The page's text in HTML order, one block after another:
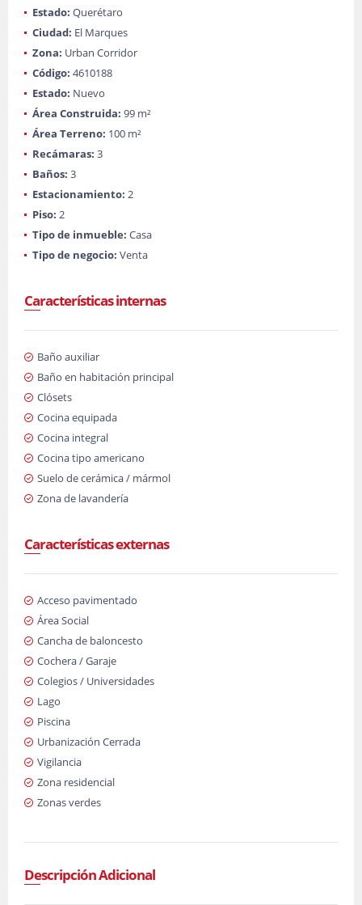
Estado: Querétaro
Ciudad: El Marques
Zona: Urban Corridor
Código: 4610188
Estado: Nuevo
Área Construida: 99 m²
Área Terreno: 100 m²
Recámaras: 3
Baños: 3
Estacionamiento: 2
Piso: 2
Tipo de inmueble: Casa
Tipo de negocio: Venta
Características internas
Baño auxiliar
Baño en habitación principal
Clósets
Cocina equipada
Cocina integral
Cocina tipo americano
Suelo de cerámica / mármol
Zona de lavandería
Características externas
Acceso pavimentado
Área Social
Cancha de baloncesto
Cochera / Garaje
Colegios / Universidades
Lago
Piscina
Urbanización Cerrada
Vigilancia
Zona residencial
Zonas verdes
Descripción Adicional